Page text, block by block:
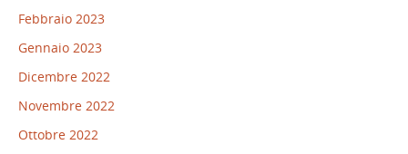
Febbraio 2023
Gennaio 2023
Dicembre 2022
Novembre 2022
Ottobre 2022